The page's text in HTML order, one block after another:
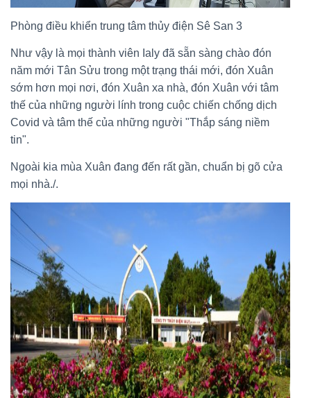
Phòng điều khiển trung tâm thủy điện Sê San 3
Như vậy là mọi thành viên Ialy đã sẵn sàng chào đón
năm mới Tân Sửu trong một trạng thái mới, đón Xuân
sớm hơn mọi nơi, đón Xuân xa nhà, đón Xuân với tâm
thế của những người lính trong cuộc chiến chống dịch
Covid và tâm thế của những người "Thắp sáng niềm
tin".
Ngoài kia mùa Xuân đang đến rất gần, chuẩn bị gõ cửa
mọi nhà./.